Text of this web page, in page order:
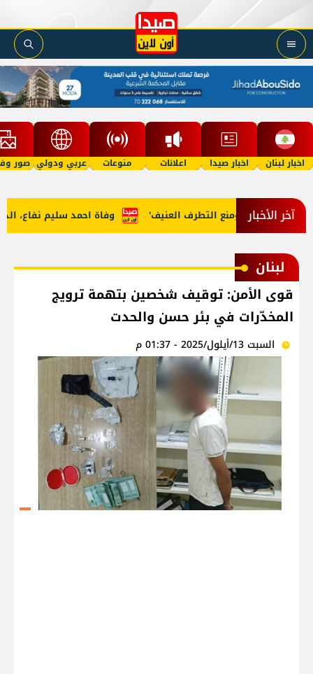
اخبار لبنان اخبار صيدا اعلانات منوعات عربي ودولي صور
آخر الأخبار وفاة احمد سليم نفاع، الدفن عصر الشاملة ومنع التطرف العنيف'
لبنان
قوى الأمن: توقيف شخصين بتهمة ترويج
المخدّرات في بئر حسن والحدت
السبت 13/أيلول/2025 - 01:37 م